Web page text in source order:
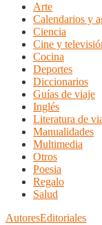
Arte
Calendarios y
Ciencia
Cine y
Cocina
Deportes
Diccionarios
Guías de viaje
Inglés
Literatura de
Manualidades
Multimedia
Otros
Poesia
Regalo
Salud
AutoresEditoriales